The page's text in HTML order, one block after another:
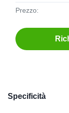
Prezzo:
Specificità